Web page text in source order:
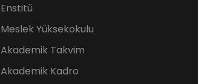
Enstitü
Meslek Yüksekokulu
Akademik Takvim
Akademik Kadro